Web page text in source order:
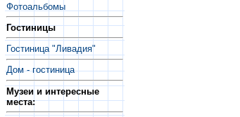
Фотоальбомы
Гостиницы
Гостиница "Ливадия"
Дом - гостиница
Музеи и интересные
места: